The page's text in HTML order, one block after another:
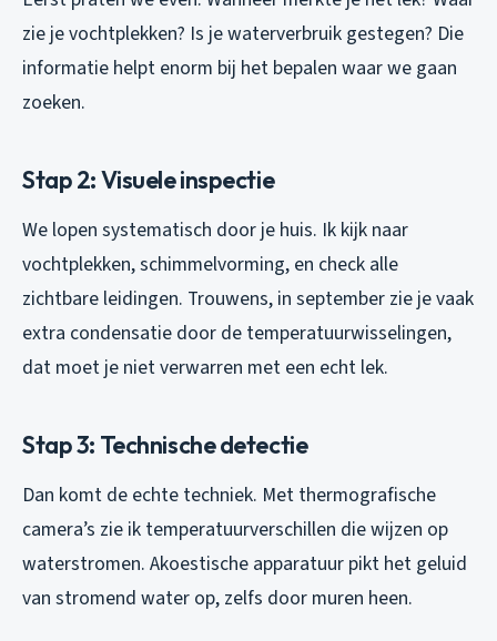
zie je vochtplekken? Is je waterverbruik gestegen? Die
informatie helpt enorm bij het bepalen waar we gaan
zoeken.
Stap 2: Visuele inspectie
We lopen systematisch door je huis. Ik kijk naar
vochtplekken, schimmelvorming, en check alle
zichtbare leidingen. Trouwens, in september zie je vaak
extra condensatie door de temperatuurwisselingen,
dat moet je niet verwarren met een echt lek.
Stap 3: Technische detectie
Dan komt de echte techniek. Met thermografische
camera’s zie ik temperatuurverschillen die wijzen op
waterstromen. Akoestische apparatuur pikt het geluid
van stromend water op, zelfs door muren heen.